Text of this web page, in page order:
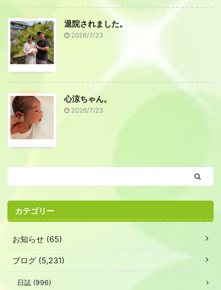
退院されました。
2026/7/23
心涼ちゃん。
2026/7/23
カテゴリー
お知らせ (65)
ブログ (5,231)
日誌 (996)